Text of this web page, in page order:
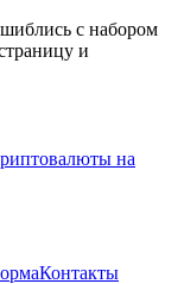
с набором
и
на
Контакты